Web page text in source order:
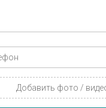
Добавить фото /